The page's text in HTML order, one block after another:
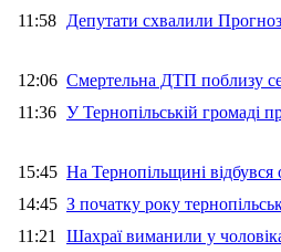
11:58 Депутати схвалили Прогноз
12:06 Смертельна ДТП поблизу
11:36 У Тернопільській громаді
15:45 На Тернопільщині відбувся
14:45 З початку року
11:21 Шахраї виманили у